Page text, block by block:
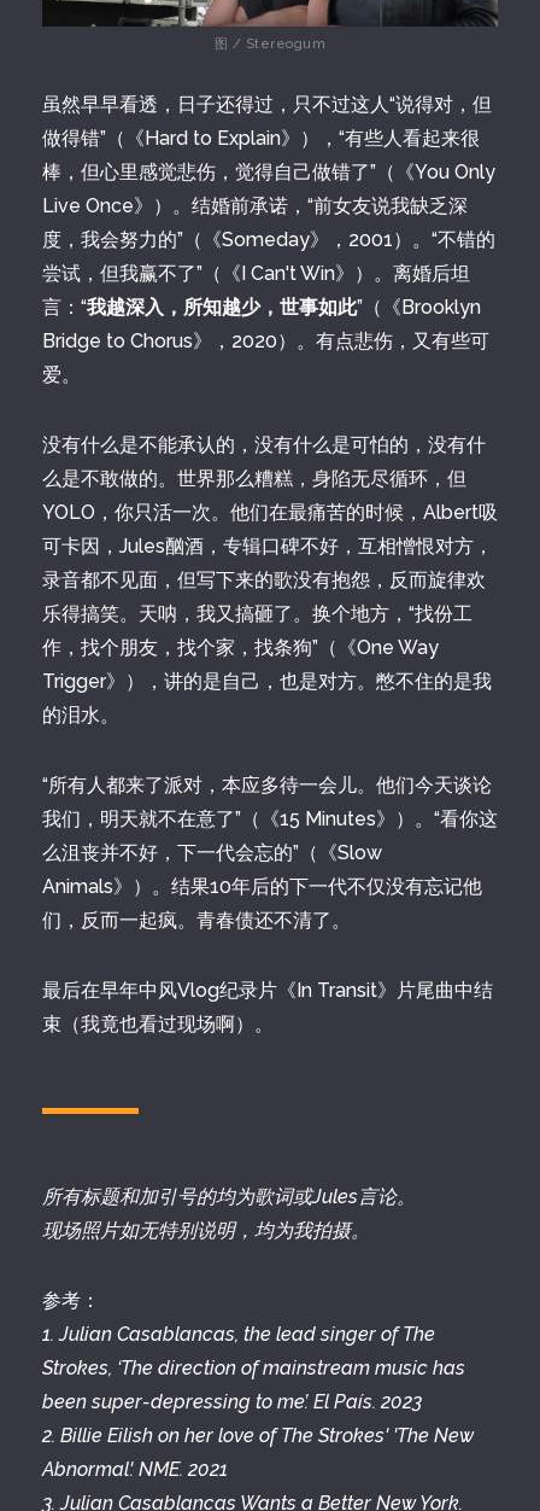
图 / Stereogum
虽然早早看透，日子还得过，只不过这人“说得对，但
做得错”（《Hard to Explain》），“有些人看起来很
棒，但心里感觉悲伤，觉得自己做错了”（《You Only
Live Once》）。结婚前承诺，“前女友说我缺乏深
度，我会努力的”（《Someday》，2001）。“不错的
尝试，但我赢不了”（《I Can't Win》）。离婚后坦
言：“我越深入，所知越少，世事如此”（《Brooklyn
Bridge to Chorus》，2020）。有点悲伤，又有些可
爱。
没有什么是不能承认的，没有什么是可怕的，没有什
么是不敢做的。世界那么糟糕，身陷无尽循环，但
YOLO，你只活一次。他们在最痛苦的时候，Albert吸
可卡因，Jules酗酒，专辑口碑不好，互相憎恨对方，
录音都不见面，但写下来的歌没有抱怨，反而旋律欢
乐得搞笑。天呐，我又搞砸了。换个地方，“找份工
作，找个朋友，找个家，找条狗”（《One Way
Trigger》），讲的是自己，也是对方。憋不住的是我
的泪水。
“所有人都来了派对，本应多待一会儿。他们今天谈论
我们，明天就不在意了”（《15 Minutes》）。“看你这
么沮丧并不好，下一代会忘的”（《Slow
Animals》）。结果10年后的下一代不仅没有忘记他
们，反而一起疯。青春债还不清了。
最后在早年中风Vlog纪录片《In Transit》片尾曲中结
束（我竟也看过现场啊）。
所有标题和加引号的均为歌词或Jules言论。
现场照片如无特别说明，均为我拍摄。
参考：
1. Julian Casablancas, the lead singer of The
Strokes, ‘The direction of mainstream music has
been super-depressing to me’. El País. 2023
2. Billie Eilish on her love of The Strokes' 'The New
Abnormal'. NME. 2021
3. Julian Casablancas Wants a Better New York.